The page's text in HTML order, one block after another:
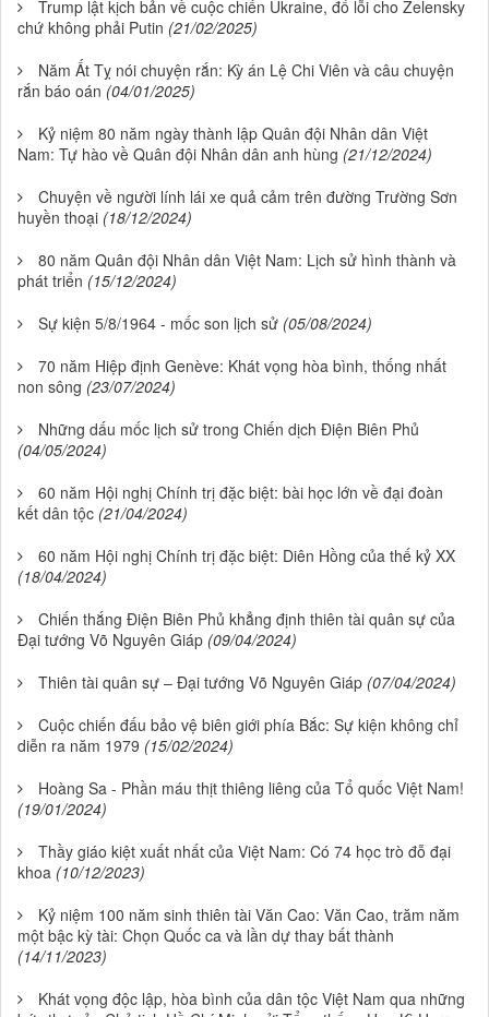
Trump lật kịch bản về cuộc chiến Ukraine, đổ lỗi cho Zelensky
chứ không phải Putin (21/02/2025)
Năm Ất Tỵ nói chuyện rắn: Kỳ án Lệ Chi Viên và câu chuyện
rắn báo oán (04/01/2025)
Kỷ niệm 80 năm ngày thành lập Quân đội Nhân dân Việt
Nam: Tự hào về Quân đội Nhân dân anh hùng (21/12/2024)
Chuyện về người lính lái xe quả cảm trên đường Trường Sơn
huyền thoại (18/12/2024)
80 năm Quân đội Nhân dân Việt Nam: Lịch sử hình thành và
phát triển (15/12/2024)
Sự kiện 5/8/1964 - mốc son lịch sử (05/08/2024)
70 năm Hiệp định Genève: Khát vọng hòa bình, thống nhất
non sông (23/07/2024)
Những dấu mốc lịch sử trong Chiến dịch Điện Biên Phủ
(04/05/2024)
60 năm Hội nghị Chính trị đặc biệt: bài học lớn về đại đoàn
kết dân tộc (21/04/2024)
60 năm Hội nghị Chính trị đặc biệt: Diên Hồng của thế kỷ XX
(18/04/2024)
Chiến thắng Điện Biên Phủ khẳng định thiên tài quân sự của
Đại tướng Võ Nguyên Giáp (09/04/2024)
Thiên tài quân sự – Đại tướng Võ Nguyên Giáp (07/04/2024)
Cuộc chiến đấu bảo vệ biên giới phía Bắc: Sự kiện không chỉ
diễn ra năm 1979 (15/02/2024)
Hoàng Sa - Phần máu thịt thiêng liêng của Tổ quốc Việt Nam!
(19/01/2024)
Thầy giáo kiệt xuất nhất của Việt Nam: Có 74 học trò đỗ đại
khoa (10/12/2023)
Kỷ niệm 100 năm sinh thiên tài Văn Cao: Văn Cao, trăm năm
một bậc kỳ tài: Chọn Quốc ca và lần dự thay bất thành
(14/11/2023)
Khát vọng độc lập, hòa bình của dân tộc Việt Nam qua những